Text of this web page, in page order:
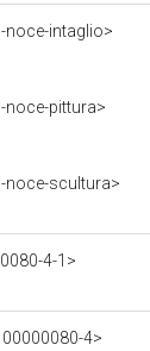
intaglio>
pittura>
scultura>
4-1>
4>